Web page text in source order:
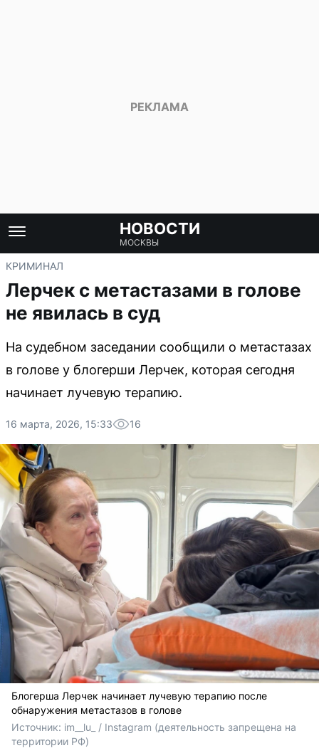
НОВОСТИ
МОСКВЫ
КРИМИНАЛ
Лерчек с метастазами в голове
не явилась в суд
На судебном заседании сообщили о метастазах
в голове у блогерши Лерчек, которая сегодня
начинает лучевую терапию.
16 марта, 2026, 15:33 16
Блогерша Лерчек начинает лучевую терапию после
обнаружения метастазов в голове
Источник: im__lu_ / Instagram (деятельность запрещена на
территории РФ)